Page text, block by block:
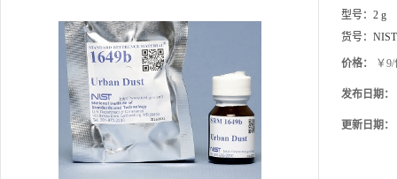
型号： 2 g
货号：
价格： ￥
发布日期：
更新日期：